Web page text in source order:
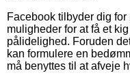
Facebook tilbyder dig
muligheder for at få et
pålidelighed. Foruden
kan formulere en
må benyttes til at afveje